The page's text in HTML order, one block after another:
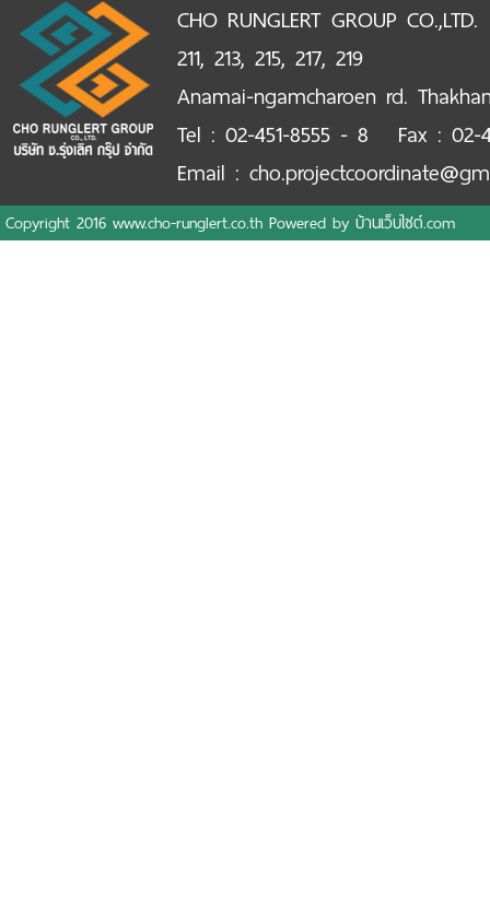
CHO RUNGLERT GROUP CO.,LTD.
211, 213, 215, 217, 219
Anamai-ngamcharoen rd.
Tel : 02-451-8555 - 8 Fax : 02-
Email :
Copyright 2016 www.cho-runglert.co.th Powered by บ้านเว็บไซต์.com